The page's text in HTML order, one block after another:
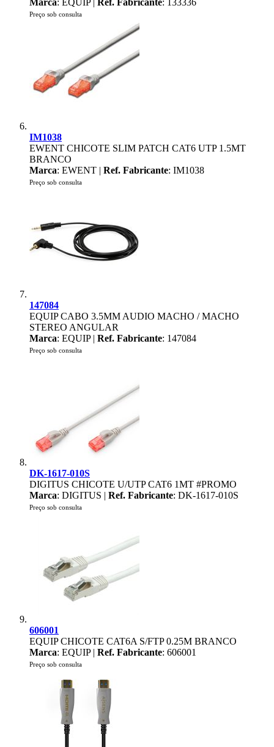
Marca: EQUIP | Ref. Fabricante: 133336
Preço sob consulta
IM1038
EWENT CHICOTE SLIM PATCH CAT6 UTP 1.5MT
BRANCO
Marca: EWENT | Ref. Fabricante: IM1038
Preço sob consulta
147084
EQUIP CABO 3.5MM AUDIO MACHO / MACHO
STEREO ANGULAR
Marca: EQUIP | Ref. Fabricante: 147084
Preço sob consulta
DK-1617-010S
DIGITUS CHICOTE U/UTP CAT6 1MT #PROMO
Marca: DIGITUS | Ref. Fabricante: DK-1617-010S
Preço sob consulta
606001
EQUIP CHICOTE CAT6A S/FTP 0.25M BRANCO
Marca: EQUIP | Ref. Fabricante: 606001
Preço sob consulta